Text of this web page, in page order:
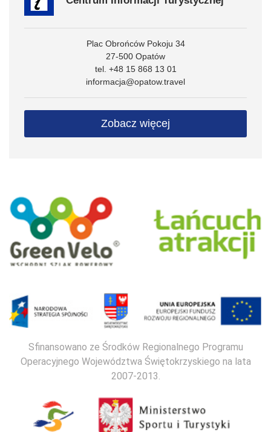
Plac Obrońców Pokoju 34
27-500 Opatów
tel. +48 15 868 13 01
informacja@opatow.travel
Zobacz więcej
Sfinansowano ze Środków Regionalnego Programu
Operacyjnego Województwa Świętokrzyskiego na lata
2007-2013.